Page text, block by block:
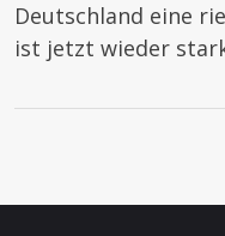
Deutschland eine
ist jetzt wieder